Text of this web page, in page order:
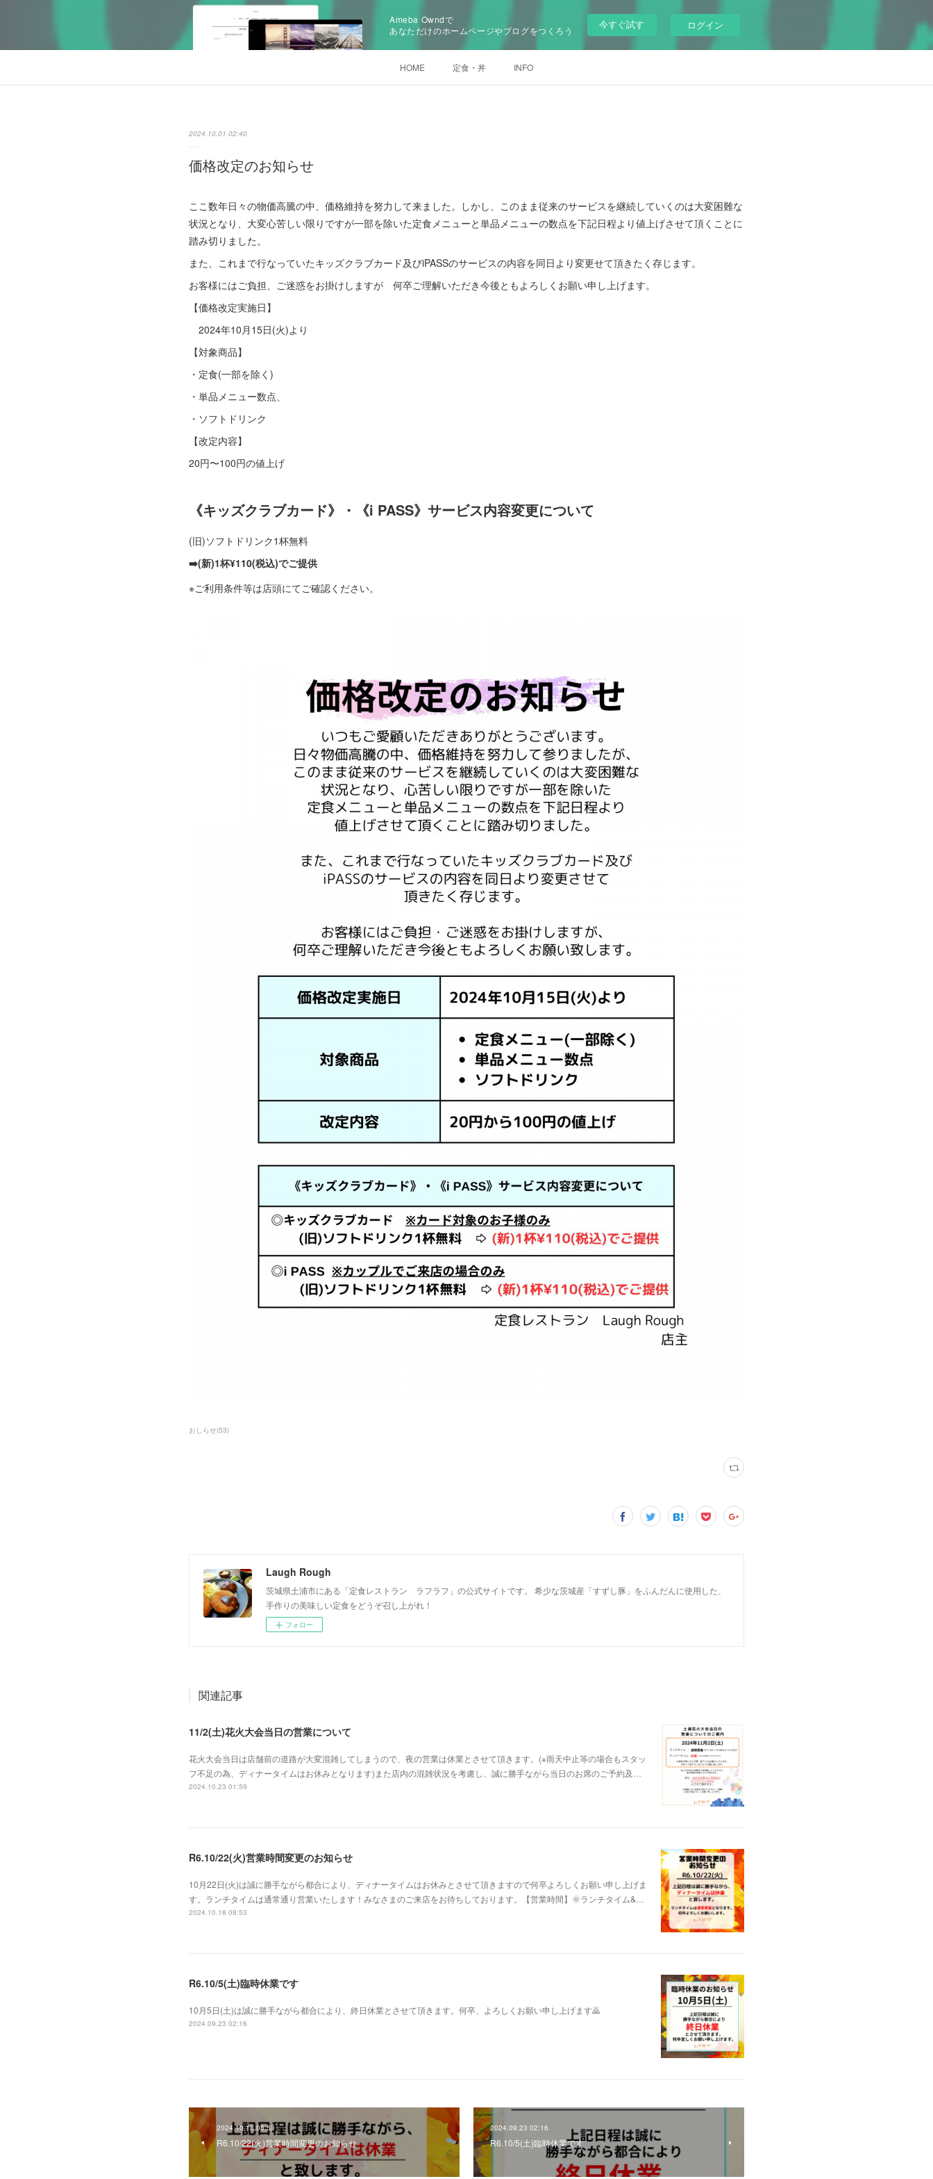
Ameba Owndで
あなただけのホームページやブログをつくろう
今すぐ試す ログイン
HOME 定食・丼 INFO
2024.10.01 02:40
価格改定のお知らせ
ここ数年日々の物価高騰の中、価格維持を努力して来ました。しかし、このまま従来のサービスを継続していくのは大変困難な
状況となり、大変心苦しい限りですが一部を除いた定食メニューと単品メニューの数点を下記日程より値上げさせて頂くことに
踏み切りました。
また、これまで行なっていたキッズクラブカード及びiPASSのサービスの内容を同日より変更せて頂きたく存じます。
お客様にはご負担、ご迷惑をお掛けしますが 何卒ご理解いただき今後ともよろしくお願い申し上げます。
【価格改定実施日】
2024年10月15日(火)より
【対象商品】
・定食(一部を除く)
・単品メニュー数点、
・ソフトドリンク
【改定内容】
20円〜100円の値上げ
《キッズクラブカード》・《i PASS》サービス内容変更について
(旧)ソフトドリンク1杯無料
➡️(新)1杯¥110(税込)でご提供
※ご利用条件等は店頭にてご確認ください。
おしらせ(53)
Laugh Rough
茨城県土浦市にある「定食レストラン ラフラフ」の公式サイトです。 希少な茨城産「すずし豚」をふんだんに使用した、
手作りの美味しい定食をどうぞ召し上がれ！
フォロー
関連記事
11/2(土)花火大会当日の営業について
花火大会当日は店舗前の道路が大変混雑してしまうので、夜の営業は休業とさせて頂きます。(※雨天中止等の場合もスタッ
フ不足の為、ディナータイムはお休みとなります)また店内の混雑状況を考慮し、誠に勝手ながら当日のお席のご予約及…
2024.10.23 01:59
R6.10/22(火)営業時間変更のお知らせ
10月22日(火)は誠に勝手ながら都合により、ディナータイムはお休みとさせて頂きますので何卒よろしくお願い申し上げま
す。ランチタイムは通常通り営業いたします！みなさまのご来店をお待ちしております。【営業時間】🌞ランチタイム&…
2024.10.18 08:53
R6.10/5(土)臨時休業です
10月5日(土)は誠に勝手ながら都合により、終日休業とさせて頂きます。何卒、よろしくお願い申し上げます🙇
2024.09.23 02:16
2024.10.18 08:53
R6.10/22(火)営業時間変更のお知らせ
2024.09.23 02:16
R6.10/5(土)臨時休業です